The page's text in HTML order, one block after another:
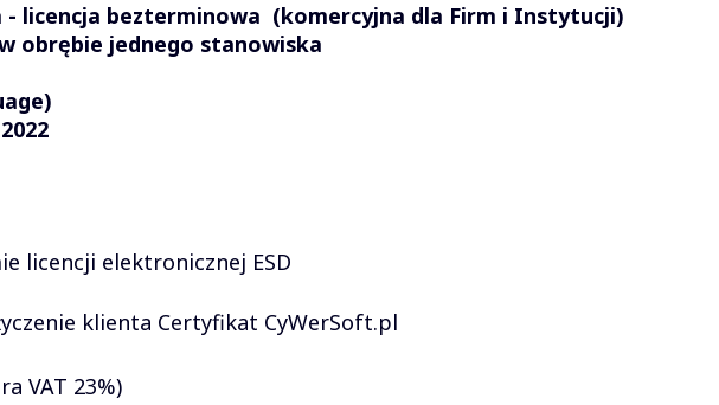
- licencja bezterminowa (komercyjna dla Firm i Instytucji)
obrębie jednego stanowiska
licencji elektronicznej ESD
klienta Certyfikat CyWerSoft.pl
VAT 23%)